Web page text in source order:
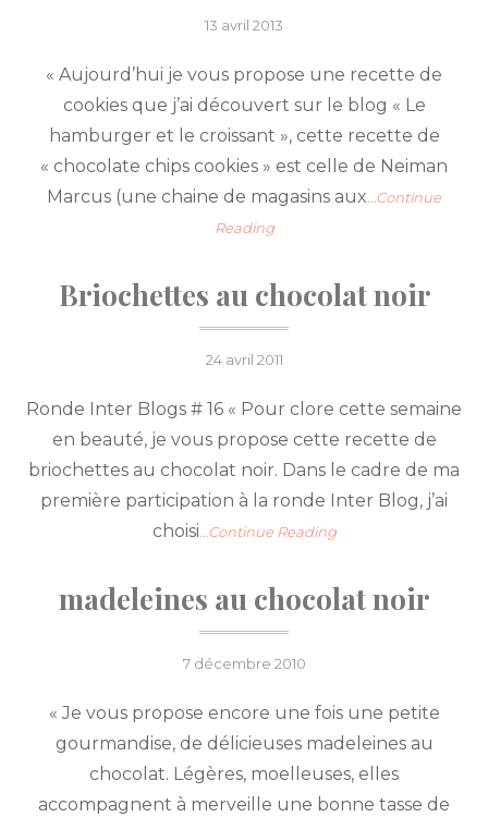
Posted
13 avril 2013
« Aujourd’hui je vous propose une recette de
cookies que j’ai découvert sur le blog « Le
hamburger et le croissant », cette recette de
« chocolate chips cookies » est celle de Neiman
Marcus (une chaine de magasins aux…Continue
Reading
Briochettes au chocolat noir
Posted
24 avril 2011
Ronde Inter Blogs # 16 « Pour clore cette semaine
en beauté, je vous propose cette recette de
briochettes au chocolat noir. Dans le cadre de ma
première participation à la ronde Inter Blog, j’ai
choisi…Continue Reading
madeleines au chocolat noir
Posted
7 décembre 2010
« Je vous propose encore une fois une petite
gourmandise, de délicieuses madeleines au
chocolat. Légères, moelleuses, elles
accompagnent à merveille une bonne tasse de